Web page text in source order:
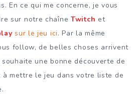
En ce qui me concerne, je vous
sur notre chaîne Twitch et
sur le jeu ici. Par la même
follow, de belles choses arrivent
une bonne découverte de
à mettre le jeu dans votre liste de